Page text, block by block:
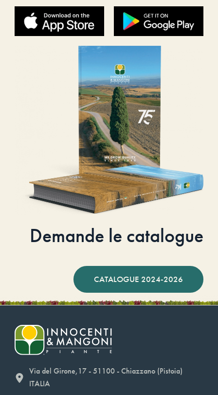
Demande le catalogue
CATALOGUE 2024-2026
Via del Girone,17 - 51100 - Chiazzano (Pistoia)
ITALIA